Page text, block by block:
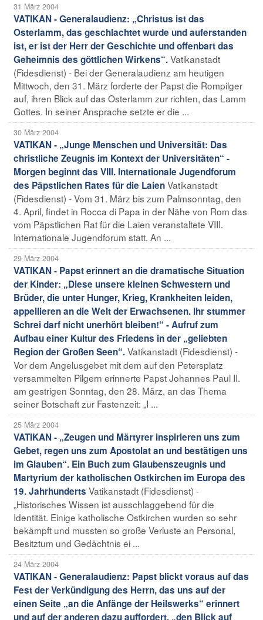
31 März 2004
VATIKAN - Generalaudienz: „Christus ist das
Osterlamm, das geschlachtet wurde und auferstanden
ist, er ist der Herr der Geschichte und offenbart das
Geheimnis des göttlichen Wirkens“.Vatikanstadt
(Fidesdienst) - Bei der Generalaudienz am heutigen
Mittwoch, den 31. März forderte der Papst die Rompilger
auf, ihren Blick auf das Osterlamm zur richten, das Lamm
Gottes. In seiner Ansprache setzte er die ...
30 März 2004
VATIKAN - „Junge Menschen und Universität: Das
christliche Zeugnis im Kontext der Universitäten“ -
Morgen beginnt das VIII. Internationale Jugendforum
des Päpstlichen Rates für die LaienVatikanstadt
(Fidesdienst) - Vom 31. März bis zum Palmsonntag, den
4. April, findet in Rocca di Papa in der Nähe von Rom das
vom Päpstlichen Rat für die Laien veranstaltete VIII.
Internationale Jugendforum statt. An ...
29 März 2004
VATIKAN - Papst erinnert an die dramatische Situation
der Kinder: „Diese unsere kleinen Schwestern und
Brüder, die unter Hunger, Krieg, Krankheiten leiden,
appellieren an die Welt der Erwachsenen. Ihr stummer
Schrei darf nicht unerhört bleiben!“ - Aufruf zum
Aufbau einer Kultur des Friedens in der „geliebten
Region der Großen Seen“.Vatikanstadt (Fidesdienst) -
Vor dem Angelusgebet mit dem auf den Petersplatz
versammelten Pilgern erinnerte Papst Johannes Paul II.
am gestrigen Sonntag, den 28. März, an das Thema
seiner Botschaft zur Fastenzeit: „I ...
25 März 2004
VATIKAN - „Zeugen und Märtyrer inspirieren uns zum
Gebet, regen uns zum Apostolat an und bestätigen uns
im Glauben“. Ein Buch zum Glaubenszeugnis und
Martyrium der katholischen Ostkirchen im Europa des
19. Jahrhunderts Vatikanstadt (Fidesdienst) -
„Historisches Wissen ist ausschlaggebend für die
Identität. Einige katholische Ostkirchen wurden so sehr
bekämpft und mussten so große Verluste an Personal,
Besitztum und Gedächtnis ei ...
24 März 2004
VATIKAN - Generalaudienz: Papst blickt voraus auf das
Fest der Verkündigung des Herrn, das uns auf der
einen Seite „an die Anfänge der Heilswerks“ erinnert
und auf der anderen dazu auffordert, „den Blick auf